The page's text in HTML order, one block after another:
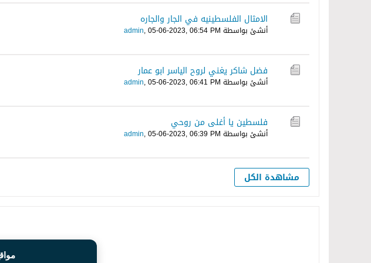
الامثال الفلسطينيه في الجار والجاره
أنشئ بواسطة admin,05-06-2023, 06:54 PM
فضل شاكر يغني لروح الياسر ابو عمار
أنشئ بواسطة admin,05-06-2023, 06:41 PM
فلسطين يا أغلى من روحي
أنشئ بواسطة admin,05-06-2023, 06:39 PM
مشاهدة الكل